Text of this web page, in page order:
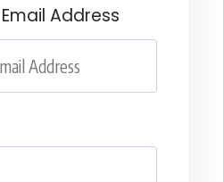
Address